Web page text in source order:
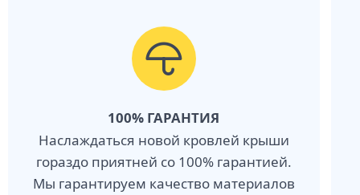
100% ГАРАНТИЯ
Наслаждаться новой кровлей крыши
гораздо приятней со 100% гарантией.
Мы гарантируем качество материалов